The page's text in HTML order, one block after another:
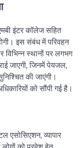
इंटर कॉलेज सहित
इस संबंध में परिवहन
विभिन्न स्थानों पर लगभग
जाएगी, जिनमें पेयजल,
की जाएंगी।
को सौंपी गई है।
एसोसिएशन, व्यापार